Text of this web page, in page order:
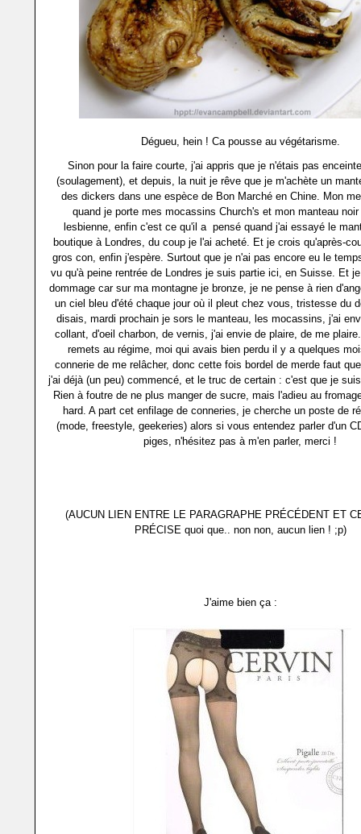
Dégueu, hein ! Ca pousse au végétarisme.
Sinon pour la faire courte, j'ai appris que je n'étais pas
(soulagement), et depuis, la nuit je rêve que je m'achète un
des dickers dans une espèce de Bon Marché en Chine. Mon
quand je porte mes mocassins Church's et mon manteau
lesbienne, enfin c'est ce qu'il a pensé quand j'ai essayé le
boutique à Londres, du coup je l'ai acheté. Et je crois qu'après-
gros con, enfin j'espère. Surtout que je n'ai pas encore eu le
vu qu'à peine rentrée de Londres je suis partie ici, en Suisse. Et
dommage car sur ma montagne je bronze, je ne pense à rien
un ciel bleu d'été chaque jour où il pleut chez vous, tristesse du
disais, mardi prochain je sors le manteau, les mocassins, j'ai
collant, d'oeil charbon, de vernis, j'ai envie de plaire, de me
remets au régime, moi qui avais bien perdu il y a quelques
connerie de me relâcher, donc cette fois bordel de merde faut
j'ai déjà (un peu) commencé, et le truc de certain : c'est que je
Rien à foutre de ne plus manger de sucre, mais l'adieu au
hard. A part cet enfilage de conneries, je cherche un poste de
(mode, freestyle, geekeries) alors si vous entendez parler d'un
piges, n'hésitez pas à m'en parler, merci !
(AUCUN LIEN ENTRE LE PARAGRAPHE PRÉCÉDENT ET
PRÉCISE quoi que.. non non, aucun lien ! ;p)
J'aime bien ça :